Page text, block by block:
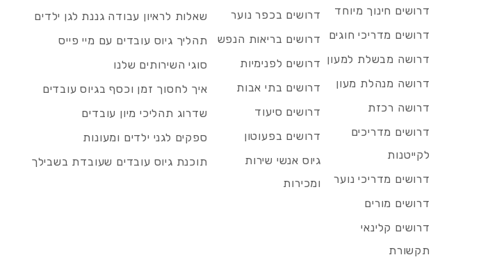
דרושים חינוך מיוחד
דרושים מדריכי חוגים
דרושה מבשלת למעון
דרושה מנהלת מעון
דרושה רכזת
דרושים מדריכים
לקייטנות
דרושים מדריכי נוער
דרושים מורים
דרושים קלינאי
תקשורת
דרושים בכפר נוער
דרושים בריאות הנפש
דרושים לפנימיות
דרושים בתי אבות
דרושים סיעוד
דרושים בפעוטון
גיוס אנשי שירות
ומכירות
שאלות לראיון עבודה גננת לגן ילדים
תהליך גיוס עובדים עם מיי פייס
סוגי השירותים שלנו
איך לחסוך זמן וכסף בגיוס עובדים
שדרוג תהליכי מיון עובדים
ספקים לגני ילדים ומעונות
תוכנת גיוס עובדים שעובדת בשבילך